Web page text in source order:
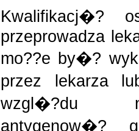
Kwalifikacj�?
przeprowadza
mo??e by�?
przez lekarza
wzgl�?du
antygenow�?